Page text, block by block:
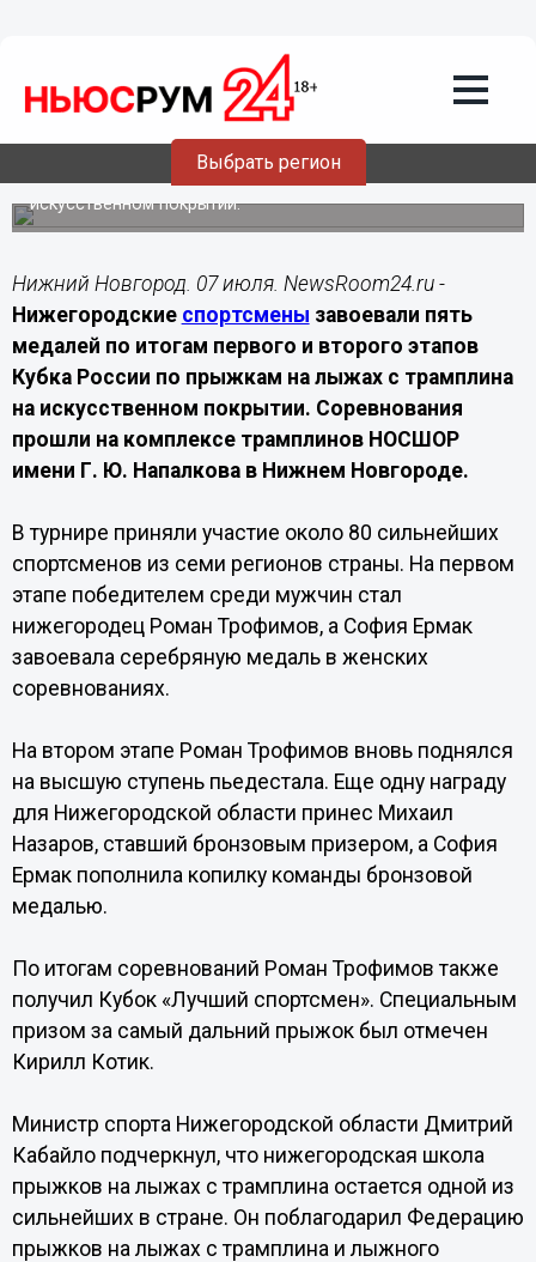
Выбрать регион
Нижегородские летающие лыжники
выиграли пять медалей Кубка России
В Нижнем Новгороде завершились два этапа Кубка
России по прыжкам на лыжах с трамплина на
искусственном покрытии.
Нижний Новгород. 07 июля. NewsRoom24.ru -
Нижегородские спортсмены завоевали пять
медалей по итогам первого и второго этапов
Кубка России по прыжкам на лыжах с трамплина
на искусственном покрытии. Соревнования
прошли на комплексе трамплинов НОСШОР
имени Г. Ю. Напалкова в Нижнем Новгороде.
В турнире приняли участие около 80 сильнейших
спортсменов из семи регионов страны. На первом
этапе победителем среди мужчин стал
нижегородец Роман Трофимов, а София Ермак
завоевала серебряную медаль в женских
соревнованиях.
На втором этапе Роман Трофимов вновь поднялся
на высшую ступень пьедестала. Еще одну награду
для Нижегородской области принес Михаил
Назаров, ставший бронзовым призером, а София
Ермак пополнила копилку команды бронзовой
медалью.
По итогам соревнований Роман Трофимов также
получил Кубок «Лучший спортсмен». Специальным
призом за самый дальний прыжок был отмечен
Кирилл Котик.
Министр спорта Нижегородской области Дмитрий
Кабайло подчеркнул, что нижегородская школа
прыжков на лыжах с трамплина остается одной из
сильнейших в стране. Он поблагодарил Федерацию
прыжков на лыжах с трамплина и лыжного